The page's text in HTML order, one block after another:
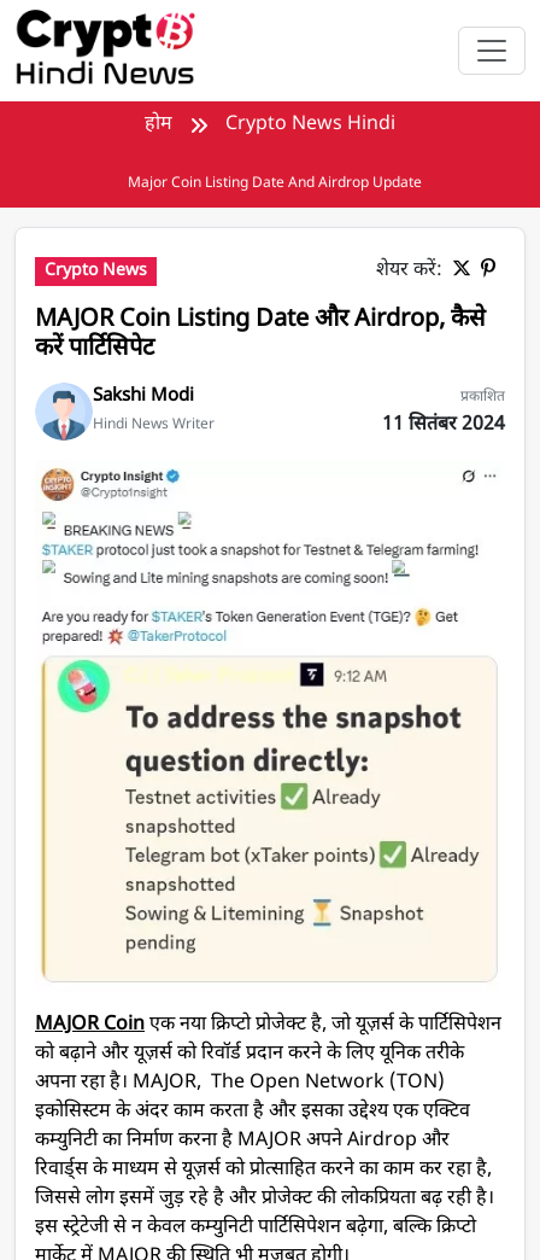
मुख्य सामग्री पर जाएँ
होम Crypto News Hindi
Major Coin Listing Date And Airdrop Update
Crypto News शेयर करें:
MAJOR Coin Listing Date और Airdrop, कैसे
करें पार्टिसिपेट
Sakshi Modi
Hindi News Writer
प्रकाशित
11 सितंबर 2024
MAJOR Coin Listing Date और Airdrop, कैसे करें पार्टिसिपेट
MAJOR Coinएक नया क्रिप्टो प्रोजेक्ट है, जो यूज़र्स के पार्टिसिपेशन
को बढ़ाने और यूज़र्स को रिवॉर्ड प्रदान करने के लिए यूनिक तरीके
अपना रहा है। MAJOR, The Open Network (TON)
इकोसिस्टम के अंदर काम करता है और इसका उद्देश्य एक एक्टिव
कम्युनिटी का निर्माण करना है MAJOR अपने Airdrop और
रिवार्ड्स के माध्यम से यूज़र्स को प्रोत्साहित करने का काम कर रहा है,
जिससे लोग इसमें जुड़ रहे है और प्रोजेक्ट की लोकप्रियता बढ़ रही है।
इस स्ट्रेटेजी से न केवल कम्युनिटी पार्टिसिपेशन बढ़ेगा, बल्कि क्रिप्टो